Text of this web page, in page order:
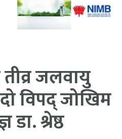
जलवायु
विपद् जोखिम
डा. श्रेष्ठ